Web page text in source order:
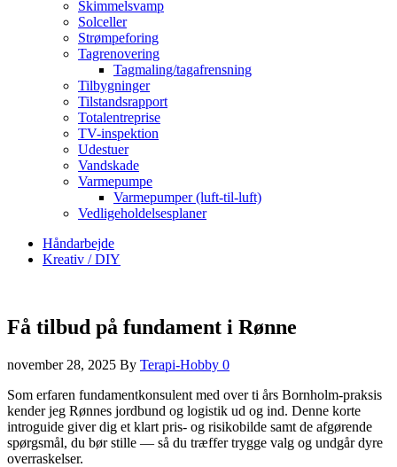
Skimmelsvamp
Solceller
Strømpeforing
Tagrenovering
Tagmaling/tagafrensning
Tilbygninger
Tilstandsrapport
Totalentreprise
TV-inspektion
Udestuer
Vandskade
Varmepumpe
Varmepumper (luft-til-luft)
Vedligeholdelsesplaner
Håndarbejde
Kreativ / DIY
Få tilbud på fundament i Rønne
november 28, 2025 By Terapi-Hobby 0
Som erfaren fundamentkonsulent med over ti års Bornholm‑praksis
kender jeg Rønnes jordbund og logistik ud og ind. Denne korte
introguide giver dig et klart pris- og risikobilde samt de afgørende
spørgsmål, du bør stille — så du træffer trygge valg og undgår dyre
overraskelser.